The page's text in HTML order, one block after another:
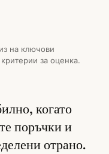
на ключови
за оценка.
когато
поръчки и
отрано.